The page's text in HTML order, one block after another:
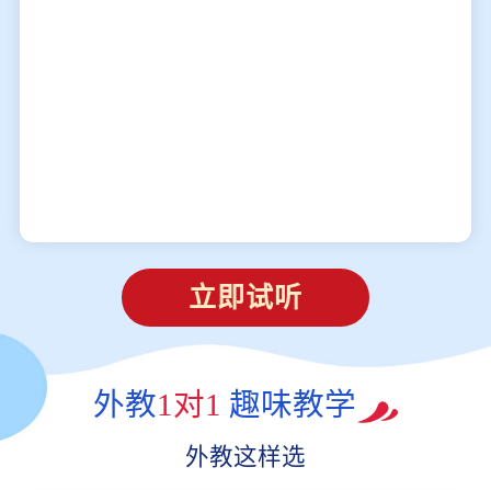
立即试听
外教1对1 趣味教学
外教这样选